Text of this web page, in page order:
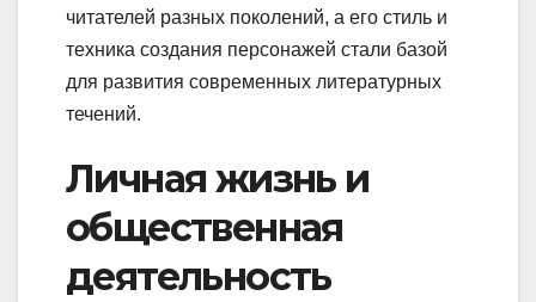
читателей разных поколений, а его стиль и
техника создания персонажей стали базой
для развития современных литературных
течений.
Личная жизнь и
общественная
деятельность